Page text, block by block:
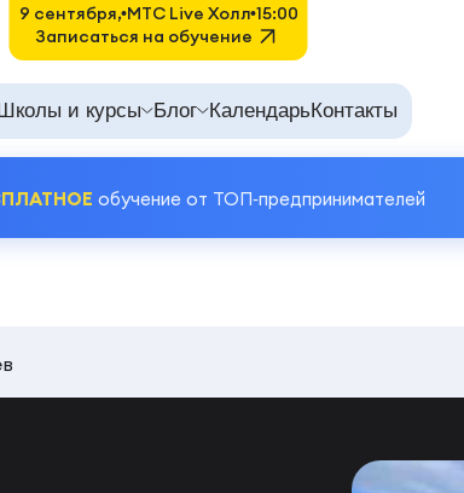
и курсы Блог КалендарьКонтакты
обучение от ТОП‑предпринимателей
9 сентября, MTC Live Холл 15:00
Записаться на обучение